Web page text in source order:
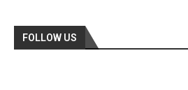
FOLLOW US